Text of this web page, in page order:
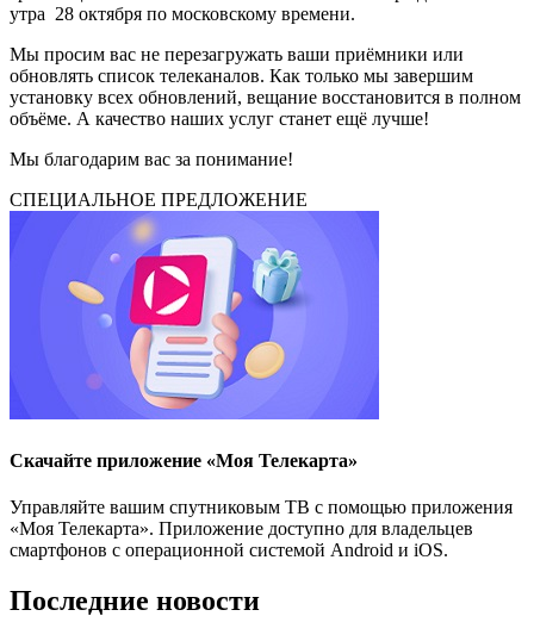
утра 28 октября по московскому времени.
Мы просим вас не перезагружать ваши приёмники или
обновлять список телеканалов. Как только мы завершим
установку всех обновлений, вещание восстановится в полном
объёме. А качество наших услуг станет ещё лучше!
Мы благодарим вас за понимание!
СПЕЦИАЛЬНОЕ ПРЕДЛОЖЕНИЕ
Скачайте приложение «Моя Телекарта»
Управляйте вашим спутниковым ТВ с помощью приложения
«Моя Телекарта». Приложение доступно для владельцев
смартфонов с операционной системой Android и iOS.
Последние новости